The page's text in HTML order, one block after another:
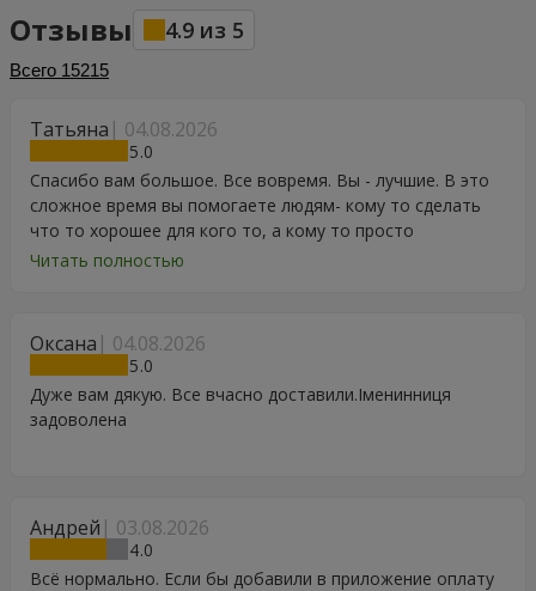
Отзывы 4.9 из 5
Всего 15215
Татьяна 04.08.2026
5
Спасибо вам большое. Все вовремя. Вы - лучшие. В это
сложное время вы помогаете людям- кому то сделать
что то хорошее для кого то, а кому то просто
порадоваться цветам, подарку, тортику, поздравлению.
Читать полностью
Оксана 04.08.2026
5
Дуже вам дякую. Все вчасно доставили.Іменинниця
задоволена
Андрей 03.08.2026
4
Всё нормально. Если бы добавили в приложение оплату